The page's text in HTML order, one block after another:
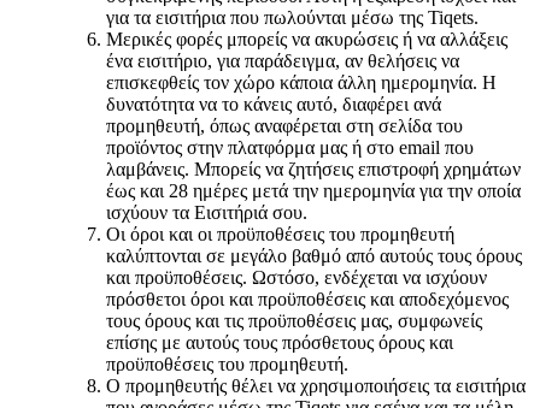
για τα εισιτήρια που πωλούνται μέσω της Tiqets.
Μερικές φορές μπορείς να ακυρώσεις ή να αλλάξεις
ένα εισιτήριο, για παράδειγμα, αν θελήσεις να
επισκεφθείς τον χώρο κάποια άλλη ημερομηνία. Η
δυνατότητα να το κάνεις αυτό, διαφέρει ανά
προμηθευτή, όπως αναφέρεται στη σελίδα του
προϊόντος στην πλατφόρμα μας ή στο email που
λαμβάνεις. Μπορείς να ζητήσεις επιστροφή χρημάτων
έως και 28 ημέρες μετά την ημερομηνία για την οποία
ισχύουν τα Εισιτήριά σου.
Οι όροι και οι προϋποθέσεις του προμηθευτή
καλύπτονται σε μεγάλο βαθμό από αυτούς τους όρους
και προϋποθέσεις. Ωστόσο, ενδέχεται να ισχύουν
πρόσθετοι όροι και προϋποθέσεις και αποδεχόμενος
τους όρους και τις προϋποθέσεις μας, συμφωνείς
επίσης με αυτούς τους πρόσθετους όρους και
προϋποθέσεις του προμηθευτή.
Ο προμηθευτής θέλει να χρησιμοποιήσεις τα εισιτήρια